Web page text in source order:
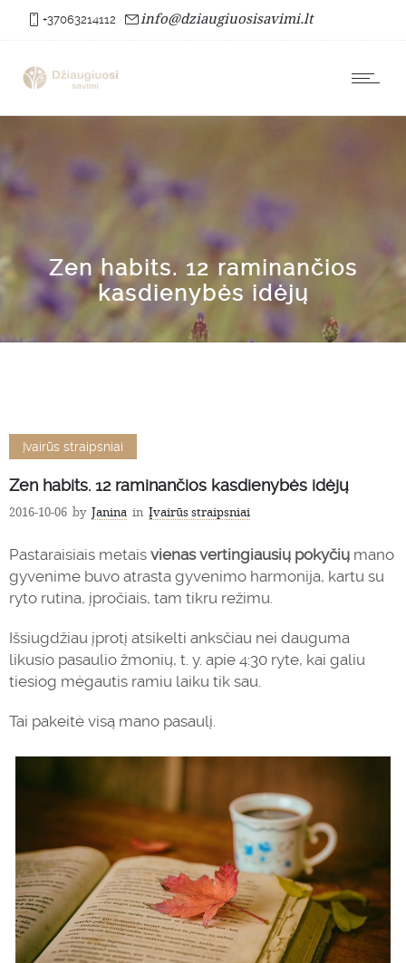
+37063214112 info@dziaugiuosisavimi.lt
Zen habits. 12 raminančios
kasdienybės idėjų
Įvairūs straipsniai
Zen habits. 12 raminančios kasdienybės idėjų
2016-10-06 by Janina in Įvairūs straipsniai
Pastaraisiais metais vienas vertingiausių pokyčių mano
gyvenime buvo atrasta gyvenimo harmonija, kartu su
ryto rutina, įpročiais, tam tikru režimu.
Išsiugdžiau įprotį atsikelti anksčiau nei dauguma
likusio pasaulio žmonių, t. y. apie 4:30 ryte, kai galiu
tiesiog mėgautis ramiu laiku tik sau.
Tai pakeitė visą mano pasaulį.